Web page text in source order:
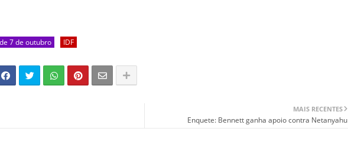
7 de outubro IDF
MAIS RECENTES
Enquete: Bennett ganha apoio contra Netanyahu